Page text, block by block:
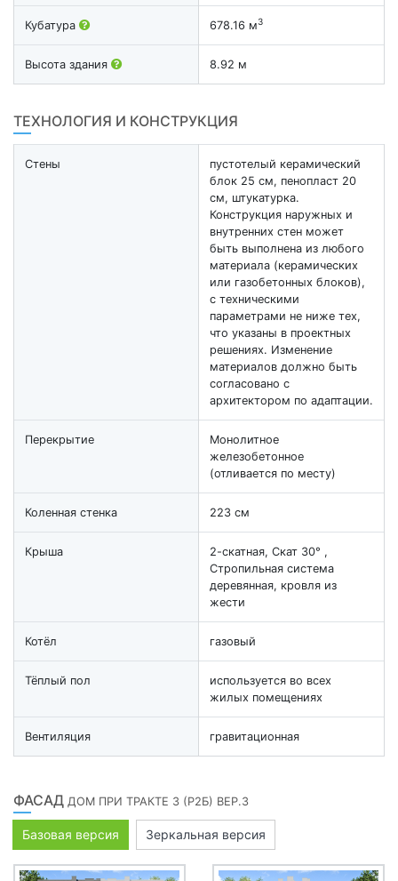
Кубатура 678.16 м3
Высота здания 8.92 м
ТЕХНОЛОГИЯ И КОНСТРУКЦИЯ
Стены
пустотелый керамический
блок 25 см, пенопласт 20
см, штукатурка.
Конструкция наружных и
внутренних стен может
быть выполнена из любого
материала (керамических
или газобетонных блоков),
с техническими
параметрами не ниже тех,
что указаны в проектных
решениях. Изменение
материалов должно быть
согласовано с
архитектором по адаптации.
Перекрытие
Монолитное
железобетонное
(отливается по месту)
Коленная стенка 223 см
Крыша
2-скатная, Скат 30° ,
Стропильная система
деревянная, кровля из
жести
Котёл газовый
Тёплый пол
используется во всех
жилых помещениях
Вентиляция гравитационная
ФАСАД ДОМ ПРИ ТРАКТЕ 3 (Р2Б) ВЕР.3
Базовая версия Зеркальная версия